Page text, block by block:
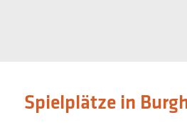
Spielplätze in